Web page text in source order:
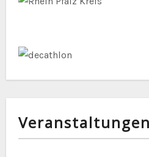
Veranstaltungen